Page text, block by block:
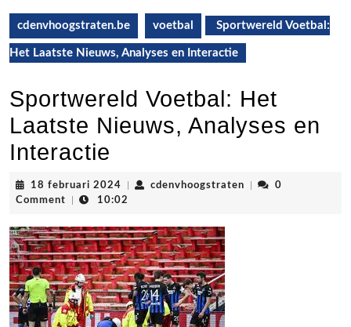
cdenvhoogstraten.be voetbal Sportwereld Voetbal:
Het Laatste Nieuws, Analyses en Interactie
Sportwereld Voetbal: Het
Laatste Nieuws, Analyses en
Interactie
18 februari 2024 18
februari
cdenvhoogstraten cdenvhoogstraten
0
Comment
10:02